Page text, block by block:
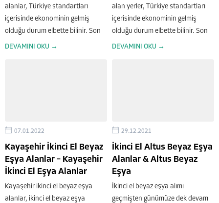
alanlar, Türkiye standartları
içerisinde ekonominin gelmiş
olduğu durum elbette bilinir. Son
yıllarda alım ve satım güçleri
DEVAMINI OKU →
alan yerler, Türkiye standartları
içerisinde ekonominin gelmiş
olduğu durum elbette bilinir. Son
yıllarda alım ve satım güçleri
DEVAMINI OKU →
07.01.2022
Kayaşehir İkinci El Beyaz
Eşya Alanlar – Kayaşehir
İkinci El Eşya Alanlar
Kayaşehir ikinci el beyaz eşya
alanlar, ikinci el beyaz eşya
29.12.2021
İkinci El Altus Beyaz Eşya
Alanlar & Altus Beyaz
Eşya
İkinci el beyaz eşya alımı
geçmişten günümüze dek devam